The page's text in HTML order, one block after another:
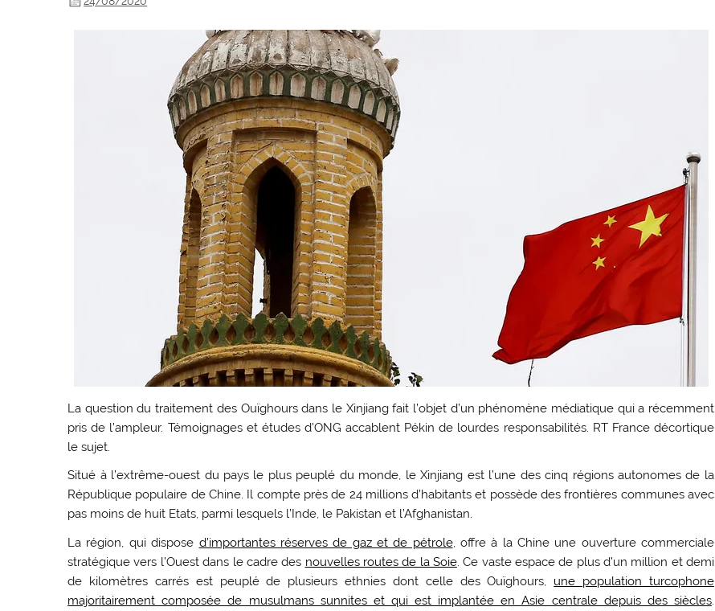
La question du traitement des Ouïghours dans le Xinjiang fait l’objet d’un phénomène médiatique qui a récemment
pris de l’ampleur. Témoignages et études d’ONG accablent Pékin de lourdes responsabilités. RT France décortique
le sujet.
Situé à l’extrême-ouest du pays le plus peuplé du monde, le Xinjiang est l’une des cinq régions autonomes de la
République populaire de Chine. Il compte près de 24 millions d’habitants et possède des frontières communes avec
pas moins de huit Etats, parmi lesquels l’Inde, le Pakistan et l’Afghanistan.
La région, qui dispose d’importantes réserves de gaz et de pétrole, offre à la Chine une ouverture commerciale
stratégique vers l’Ouest dans le cadre des nouvelles routes de la Soie. Ce vaste espace de plus d’un million et demi
de kilomètres carrés est peuplé de plusieurs ethnies dont celle des Ouïghours, une population turcophone
majoritairement composée de musulmans sunnites et qui est implantée en Asie centrale depuis des siècles.